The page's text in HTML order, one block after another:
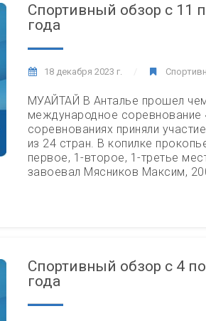
Спортивный обзор с 11
года
18 декабря 2023 г.
МУАЙТАЙ В Анталье прошел
международное соревнование
соревнованиях приняли
из 24 стран. В копилке
первое, 1-второе, 1-третье
завоевал Мясников Максим,
Спортивный обзор с 4
года